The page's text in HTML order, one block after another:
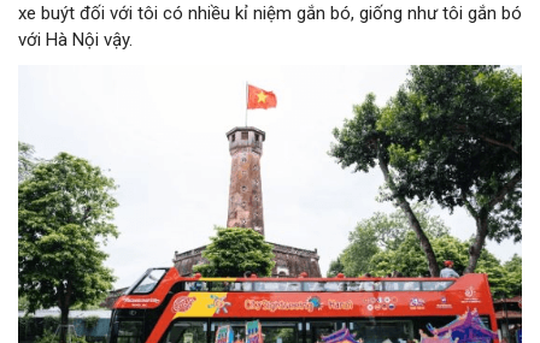
xe buýt đối với tôi có nhiều kỉ niệm gắn bó, giống như tôi gắn bó
với Hà Nội vậy.